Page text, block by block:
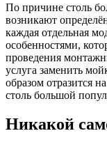
По причине столь
возникают
каждая отдельная
особенностями,
проведения
услуга заменить
образом отразится
столь большой
Никакой